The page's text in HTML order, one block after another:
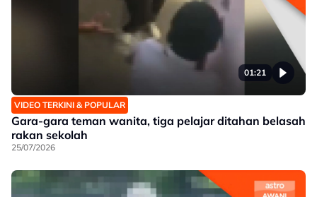
01:21
VIDEO TERKINI & POPULAR
Gara-gara teman wanita, tiga pelajar ditahan belasah
rakan sekolah
25/07/2026